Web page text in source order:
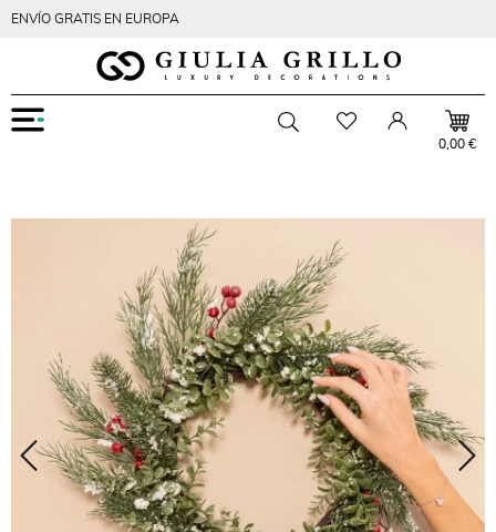
ENVÍO GRATIS EN EUROPA
Account0,00 €
Menu